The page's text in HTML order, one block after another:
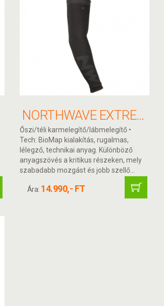
NORTHWAVE EXTREME KARMELEGÍTŐ
Őszi/téli karmelegítő/lábmelegítő •
Tech: BioMap kialakítás, rugalmas,
lélegző, technikai anyag. Különböző
anyagszövés a kritikus részeken, mely
szabadabb mozgást és jobb szellő...
Ára: 14.990,- FT